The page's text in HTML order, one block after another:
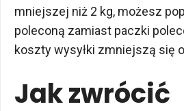
mniejszej niż 2 kg, możesz
poleconą zamiast paczki
koszty wysyłki zmniejszą się
Jak zwrócić